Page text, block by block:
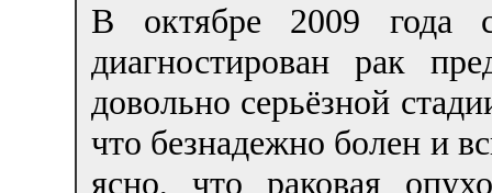
В октябре 2009 года
диагностирован рак
довольно серьёзной
что безнадежно болен и
ясно, что раковая